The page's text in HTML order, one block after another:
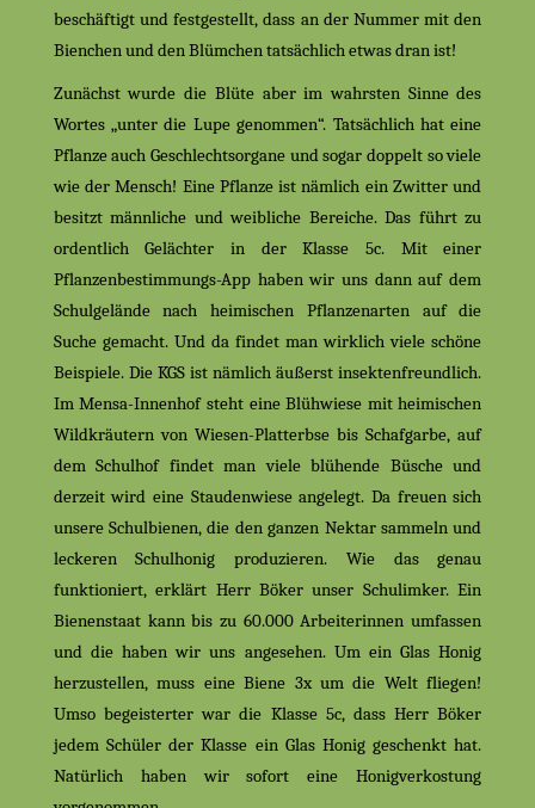
beschäftigt und festgestellt, dass an der Nummer mit den
Bienchen und den Blümchen tatsächlich etwas dran ist!
Zunächst wurde die Blüte aber im wahrsten Sinne des
Wortes „unter die Lupe genommen“. Tatsächlich hat eine
Pflanze auch Geschlechtsorgane und sogar doppelt so viele
wie der Mensch! Eine Pflanze ist nämlich ein Zwitter und
besitzt männliche und weibliche Bereiche. Das führt zu
ordentlich Gelächter in der Klasse 5c. Mit einer
Pflanzenbestimmungs-App haben wir uns dann auf dem
Schulgelände nach heimischen Pflanzenarten auf die
Suche gemacht. Und da findet man wirklich viele schöne
Beispiele. Die KGS ist nämlich äußerst insektenfreundlich.
Im Mensa-Innenhof steht eine Blühwiese mit heimischen
Wildkräutern von Wiesen-Platterbse bis Schafgarbe, auf
dem Schulhof findet man viele blühende Büsche und
derzeit wird eine Staudenwiese angelegt. Da freuen sich
unsere Schulbienen, die den ganzen Nektar sammeln und
leckeren Schulhonig produzieren. Wie das genau
funktioniert, erklärt Herr Böker unser Schulimker. Ein
Bienenstaat kann bis zu 60.000 Arbeiterinnen umfassen
und die haben wir uns angesehen. Um ein Glas Honig
herzustellen, muss eine Biene 3x um die Welt fliegen!
Umso begeisterter war die Klasse 5c, dass Herr Böker
jedem Schüler der Klasse ein Glas Honig geschenkt hat.
Natürlich haben wir sofort eine Honigverkostung